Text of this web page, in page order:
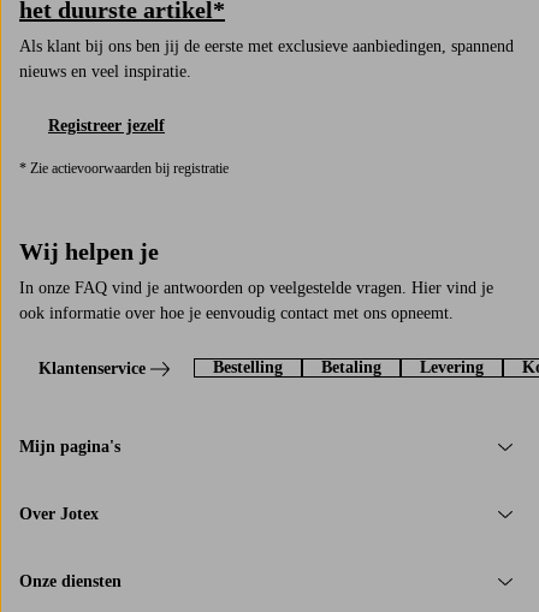
het duurste artikel*
Als klant bij ons ben jij de eerste met exclusieve aanbiedingen, spannend
nieuws en veel inspiratie.
Registreer jezelf
* Zie actievoorwaarden bij registratie
Wij helpen je
In onze FAQ vind je antwoorden op veelgestelde vragen. Hier vind je
ook informatie over hoe je eenvoudig contact met ons opneemt.
Klantenservice Bestelling Betaling Levering
Mijn pagina's
Over Jotex
Onze diensten